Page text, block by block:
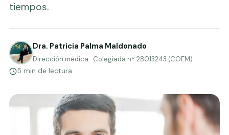
tiempos.
Dra. Patricia Palma Maldonado
Dirección médica · Colegiada nº 28013243 (COEM)
5 min de lectura